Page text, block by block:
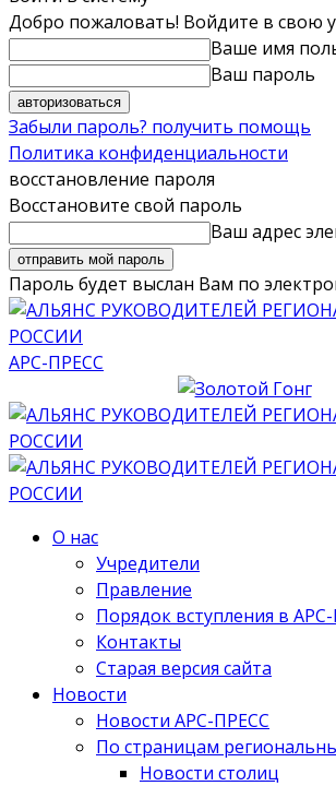
Добро пожаловать! Войдите в свою
Ваше имя
Ваш пароль
Забыли пароль? получить помощь
Политика конфиденциальности
восстановление пароля
Восстановите свой пароль
Ваш адрес
Пароль будет выслан Вам по
АРС-ПРЕСС
О нас
Учредители
Правление
Порядок вступления в
Контакты
Старая версия сайта
Новости
Новости АРС-ПРЕСС
По страницам
Новости столиц